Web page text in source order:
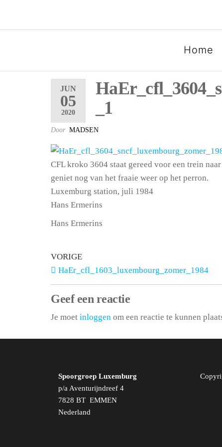
SPOORGROEP
Home
JUN
05
2020
_1
Door MADSEN
CFL kroko 3604 staat gereed voor een trein
geniet nog van het fraaie weer op het perron.
Luxemburg station, juli 1984
Hans Ermerins
Hans Ermerins
VORIGE
HaEr_cfl_1603_luxembourg_zomer_1984
Geef een reactie
Je moet inloggen om een reactie te kunnen
Spoorgroep Luxemburg
p/a Aventurijndreef 4
7828 BT EMMEN
Nederland